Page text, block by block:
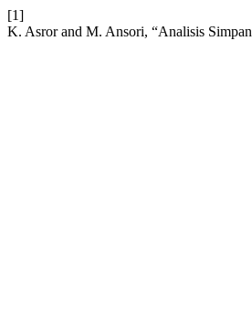
[1]
K. Asror and M. Ansori, “Analisis